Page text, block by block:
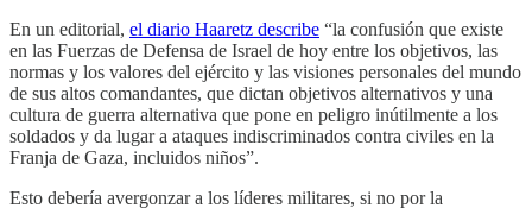
En un editorial, el diario Haaretz describe “la confusión que existe
en las Fuerzas de Defensa de Israel de hoy entre los objetivos, las
normas y los valores del ejército y las visiones personales del mundo
de sus altos comandantes, que dictan objetivos alternativos y una
cultura de guerra alternativa que pone en peligro inútilmente a los
soldados y da lugar a ataques indiscriminados contra civiles en la
Franja de Gaza, incluidos niños”.
Esto debería avergonzar a los líderes militares, si no por la